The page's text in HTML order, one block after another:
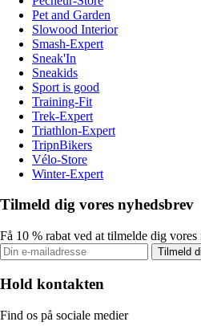
Pet and Garden
Slowood Interior
Smash-Expert
Sneak'In
Sneakids
Sport is good
Training-Fit
Trek-Expert
Triathlon-Expert
TripnBikers
Vélo-Store
Winter-Expert
Tilmeld dig vores nyhedsbrev
Få 10 % rabat ved at tilmelde dig vores
Tilmeld
Hold kontakten
Find os på sociale medier